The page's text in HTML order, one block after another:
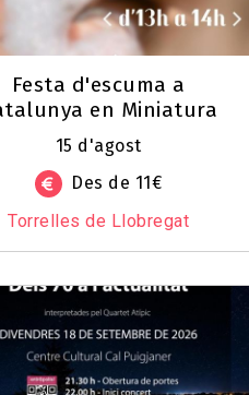
Festa d'escuma a
en Miniatura
15 d'agost
Des de 11€
Torrelles de Llobregat